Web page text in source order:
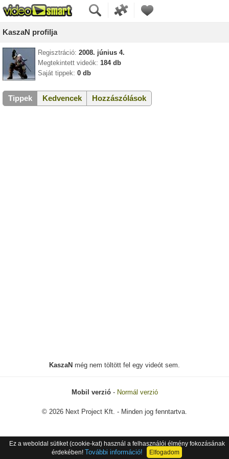
KaszaN profilja
Regisztráció: 2008. június 4.
Megtekintett videók: 184 db
Saját tippek: 0 db
Tippek Kedvencek Hozzászólások
KaszaN még nem töltött fel egy videót sem.
Mobil verzió- Normál verzió
© 2026 Next Project Kft. - Minden jog fenntartva.
Ez a weboldal sütiket (cookie-kat) használ a felhasználói élmény fokozásának
érdekében! További információ! Elfogadom